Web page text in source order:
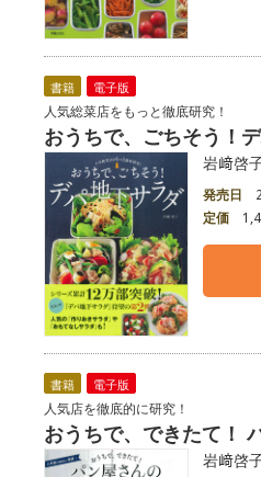
書籍 電子版
人気総菜店をもっと徹底研究！
おうちで、ごちそう！
岩﨑啓
発売日
定価
書籍 電子版
人気店を徹底的に研究！
おうちで、できたて！
岩﨑啓